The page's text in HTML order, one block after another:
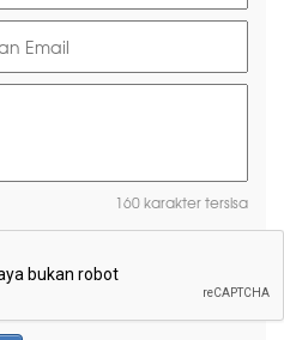
160 karakter tersisa